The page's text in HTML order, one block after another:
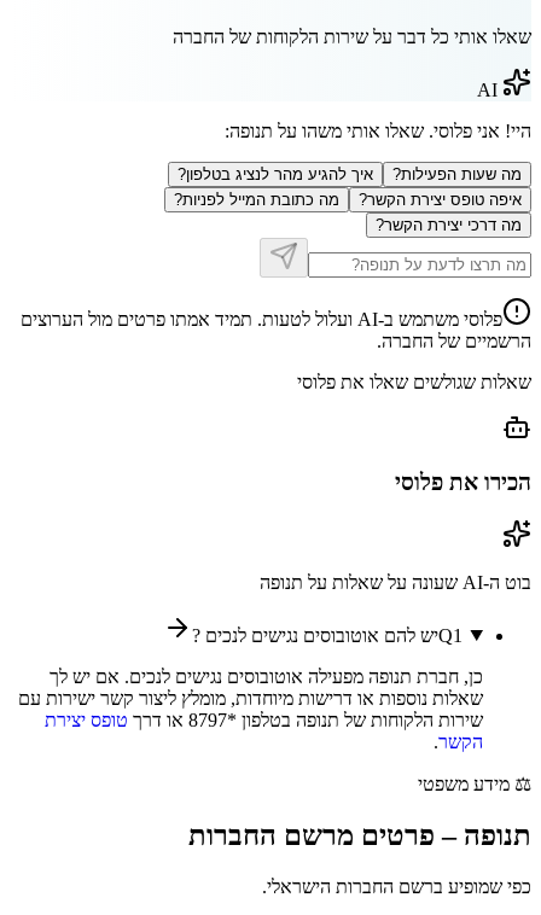
שאלו אותי כל דבר על שירות הלקוחות של החברה
היי! אני פלוסי. שאלו אותי משהו על תנופה:
מה שעות הפעילות?
איך להגיע מהר לנציג בטלפון?
איפה טופס יצירת הקשר?
מה כתובת המייל לפניות?
מה דרכי יצירת הקשר?
פלוסי משתמש ב-AI ועלול לטעות. תמיד אמתו פרטים מול הערוצים
הרשמיים של החברה.
שאלות שגולשים שאלו את פלוסי
הכירו את פלוסי
בוט ה-AI שעונה על שאלות על תנופה
Q1
יש להם אוטובוסים נגישים לנכים ?
כן, חברת תנופה מפעילה אוטובוסים נגישים לנכים. אם יש לך
שאלות נוספות או דרישות מיוחדות, מומלץ ליצור קשר ישירות עם
שירות הלקוחות של תנופה בטלפון *8797 או דרך
טופס יצירת
הקשר.
⚖️ מידע משפטי
תנופה – פרטים מרשם החברות
כפי שמופיע ברשם החברות הישראלי.